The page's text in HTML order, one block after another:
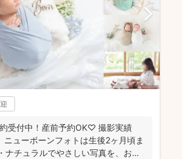
受付中！産前予約OK♡ 撮影実績
ニューボーンフォトは生後2ヶ月頃ま
ナチュラルでやさしい写真を、お子